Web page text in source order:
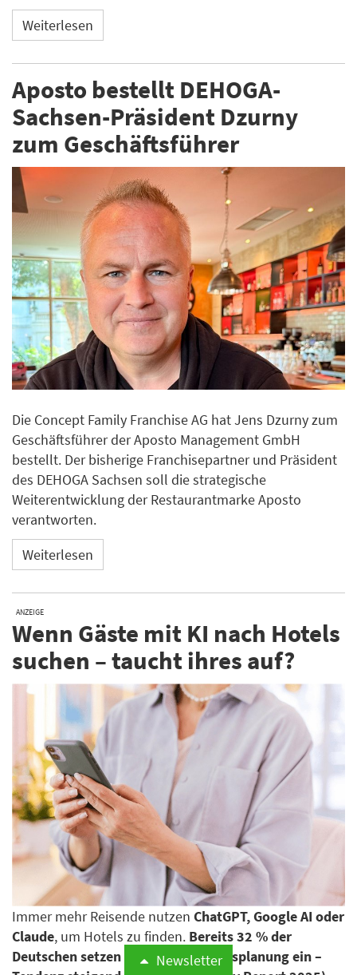
Weiterlesen
Aposto bestellt DEHOGA-
Sachsen-Präsident Dzurny
zum Geschäftsführer
Die Concept Family Franchise AG hat Jens Dzurny zum
Geschäftsführer der Aposto Management GmbH
bestellt. Der bisherige Franchisepartner und Präsident
des DEHOGA Sachsen soll die strategische
Weiterentwicklung der Restaurantmarke Aposto
verantworten.
Weiterlesen
ANZEIGE
Wenn Gäste mit KI nach Hotels
suchen – taucht ihres auf?
Immer mehr Reisende nutzen ChatGPT, Google AI oder
Claude, um Hotels zu finden. Bereits 32 % der
Deutschen setzen KI für ihre Urlaubsplanung ein –
Newsletter